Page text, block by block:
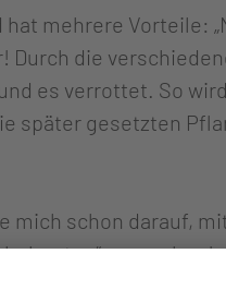
mehrere Vorteile:
Durch die
es verrottet. So
später gesetzten
mich schon darauf,
zu machen!